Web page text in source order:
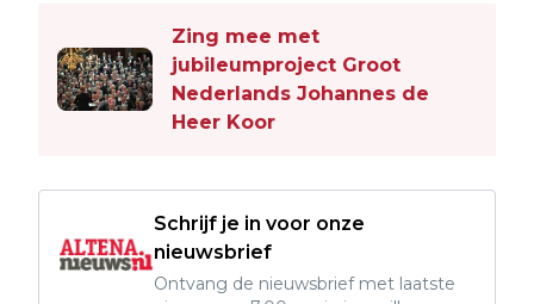
Zing mee met
jubileumproject Groot
Nederlands Johannes de
Heer Koor
Schrijf je in voor onze
nieuwsbrief
Ontvang de nieuwsbrief met laatste